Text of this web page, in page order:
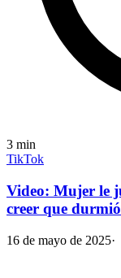
3 min
TikTok
Video: Mujer le
creer que
16 de mayo de 2025·